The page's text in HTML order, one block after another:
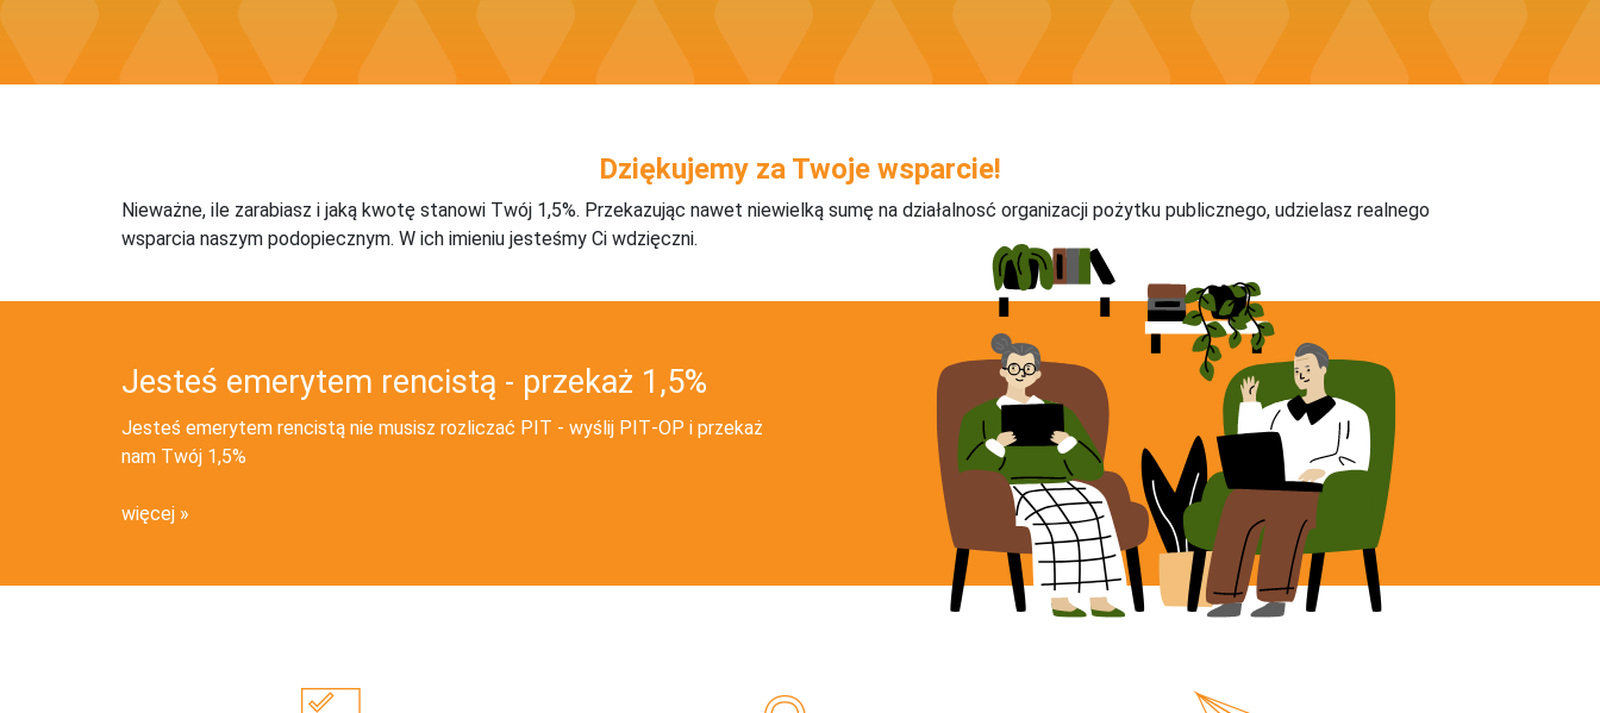
Dziękujemy za Twoje wsparcie!
Nieważne, ile zarabiasz i jaką kwotę stanowi Twój 1,5%. Przekazując nawet niewielką sumę na działalnosć organizacji pożytku publicznego, udzielasz realnego
wsparcia naszym podopiecznym. W ich imieniu jesteśmy Ci wdzięczni.
Jesteś emerytem rencistą - przekaż 1,5%
Jesteś emerytem rencistą nie musisz rozliczać PIT - wyślij PIT‑OP i przekaż
nam Twój 1,5%
więcej